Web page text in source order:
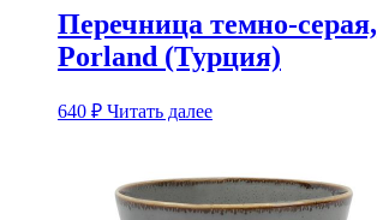
Перечница темно-серая,
Porland (Турция)
640 ₽ Читать далее